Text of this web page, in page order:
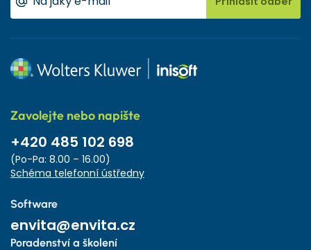
Zavolejte nebo napište
+420 485 102 698
(Po-Pa: 8.00 – 16.00)
Schéma telefonní ústředny
Software
envita@envita.cz
Poradenství a školení